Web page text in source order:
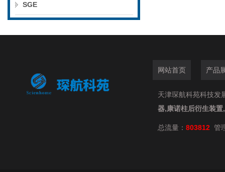
SGE
网站首页 产品
天津琛航科苑科技发
器,康诺柱后衍生装
总流量： 803812 管